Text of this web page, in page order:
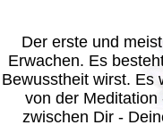
Der erste und
Erwachen. Es
Bewusstheit wirst. Es
von der
zwischen Dir -